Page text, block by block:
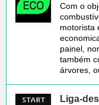
Com o
motorista
painel,
também
árvores,
Liga-